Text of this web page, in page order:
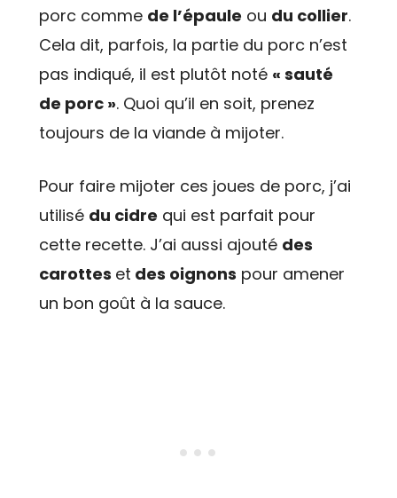
porc comme de l’épaule ou du collier.
Cela dit, parfois, la partie du porc n’est
pas indiqué, il est plutôt noté « sauté
de porc ». Quoi qu’il en soit, prenez
toujours de la viande à mijoter.
Pour faire mijoter ces joues de porc, j’ai
utilisé du cidre qui est parfait pour
cette recette. J’ai aussi ajouté des
carottes et des oignons pour amener
un bon goût à la sauce.